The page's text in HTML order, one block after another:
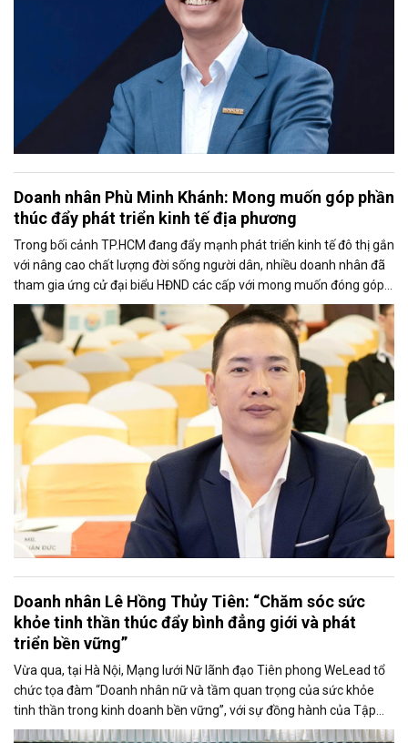
Doanh nhân Phù Minh Khánh: Mong muốn góp phần
thúc đẩy phát triển kinh tế địa phương
Trong bối cảnh TP.HCM đang đẩy mạnh phát triển kinh tế đô thị gắn
với nâng cao chất lượng đời sống người dân, nhiều doanh nhân đã
tham gia ứng cử đại biểu HĐND các cấp với mong muốn đóng góp
tiếng nói thực tiễn từ cộng đồng doanh nghiệp.
Doanh nhân Lê Hồng Thủy Tiên: “Chăm sóc sức
khỏe tinh thần thúc đẩy bình đẳng giới và phát
triển bền vững”
Vừa qua, tại Hà Nội, Mạng lưới Nữ lãnh đạo Tiên phong WeLead tổ
chức tọa đàm “Doanh nhân nữ và tầm quan trọng của sức khỏe
tinh thần trong kinh doanh bền vững”, với sự đồng hành của Tập
đoàn Liên Thái Bình Dương (IPPG).